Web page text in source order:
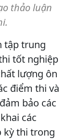
thảo luận
tập trung
tốt nghiệp
lượng ôn
điểm thi và
bảo các
các
kỳ thi trong